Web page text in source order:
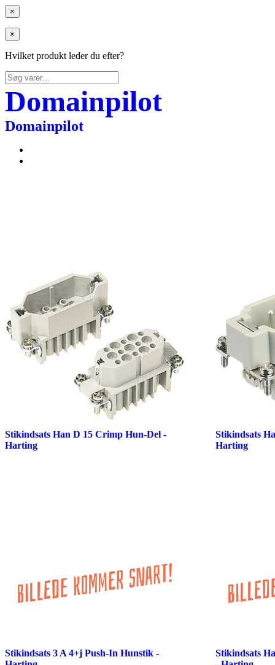
×
×
Hvilket produkt leder du efter?
Søg
efter:
Domainpilot
Domainpilot
Stikindsats Han D 15 Crimp Hun-Del -
Harting
Stikindsats
Harting
Stikindsats 3 A 4+j Push-In Hunstik -
Stikindsats